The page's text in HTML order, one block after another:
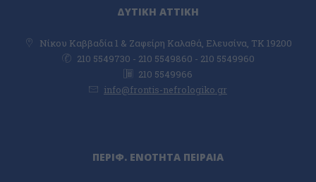
ΔΥΤΙΚΗ ΑΤΤΙΚΗ
Νίκου Καββαδία 1 & Ζαφείρη Καλαθά, Ελευσίνα, TK 19200
210 5549730 - 210 5549860 - 210 5549960
210 5549966
info@frontis-nefrologiko.gr
ΠΕΡΙΦ. ΕΝΟΤΗΤΑ ΠΕΙΡΑΙΑ